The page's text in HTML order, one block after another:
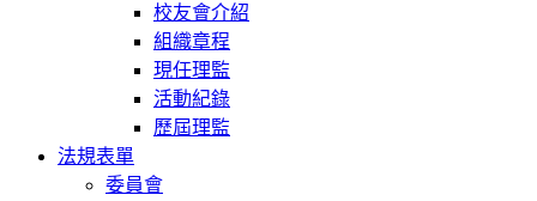
校友會介紹
組織章程
現任理監
活動紀錄
歷屆理監
法規表單
委員會